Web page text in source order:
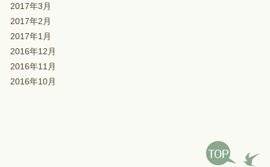
2017年3月
2017年2月
2017年1月
2016年12月
2016年11月
2016年10月